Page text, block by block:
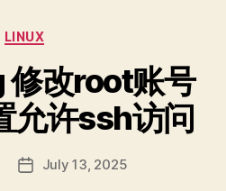
Categories
LINUX
改root账号
允许ssh访问
PostJuly 13, 2025